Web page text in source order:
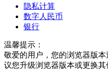
隐私计算
数字人民币
银行
温馨提示：
敬爱的用户，您的浏览器版
议您升级浏览器版本或更换其